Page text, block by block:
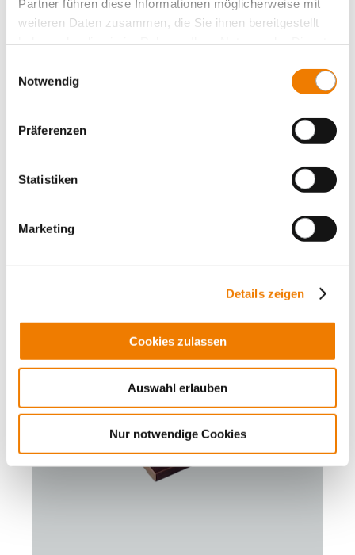
Partner führen diese Informationen möglicherweise mit
weiteren Daten zusammen, die Sie ihnen bereitgestellt
Notwendig
Präferenzen
Statistiken
Marketing
Details zeigen
Cookies zulassen
Auswahl erlauben
Nur notwendige Cookies
01608
double-T section busbar 720 mm²
(99.9% copper), strength class R300 (300 N/mm²)